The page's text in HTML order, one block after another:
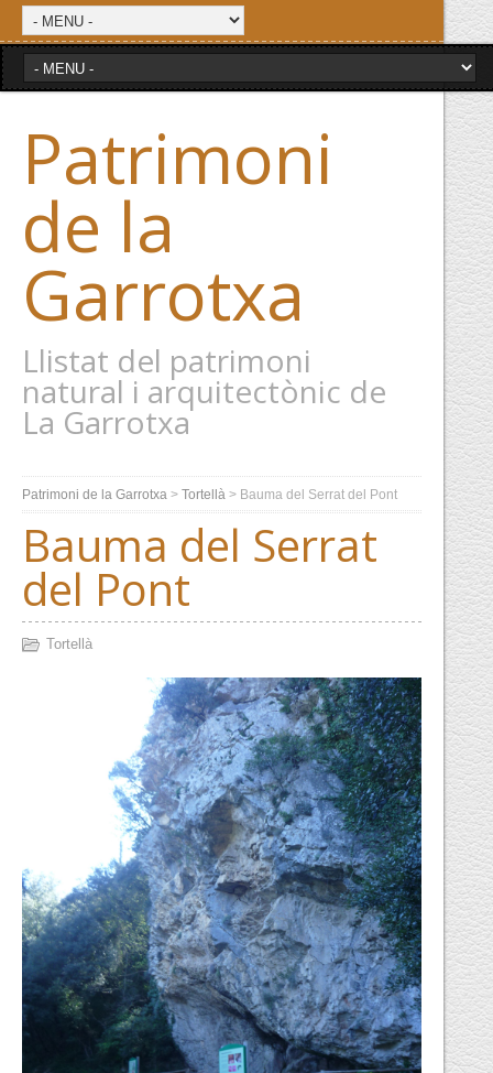
Patrimoni
de la
Garrotxa
Llistat del patrimoni
natural i arquitectònic de
La Garrotxa
Patrimoni de la Garrotxa >Tortellà > Bauma del Serrat del Pont
Bauma del Serrat
del Pont
Tortellà